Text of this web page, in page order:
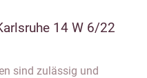
14 W 6/22
sind zulässig und